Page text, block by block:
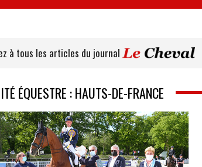
à tous les articles du journal
ÉQUESTRE : HAUTS-DE-FRANCE